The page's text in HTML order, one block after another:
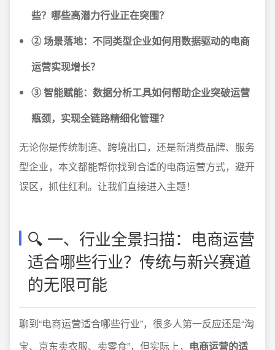
些？哪些高潜力行业正在突围？
② 场景落地：不同类型企业如何用数据驱动的电商
运营实现增长？
③ 智能赋能：数据分析工具如何帮助企业突破运营
瓶颈，实现全链路精细化管理？
无论你是传统制造、跨境出口，还是新消费品牌、服务
型企业，本文都能帮你找到合适的电商运营方式，避开
误区，抓住红利。让我们直接进入主题！
🔍 一、行业全景扫描：电商运营
适合哪些行业？传统与新兴赛道
的无限可能
聊到“电商运营适合哪些行业”，很多人第一反应还是“淘
宝、京东卖衣服、卖零食”，但实际上， 电商运营的适